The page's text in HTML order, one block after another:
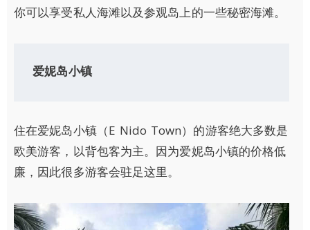
你可以享受私人海滩以及参观岛上的一些秘密海滩。
爱妮岛小镇
住在爱妮岛小镇（E Nido Town）的游客绝大多数是
欧美游客，以背包客为主。因为爱妮岛小镇的价格低
廉，因此很多游客会驻足这里。